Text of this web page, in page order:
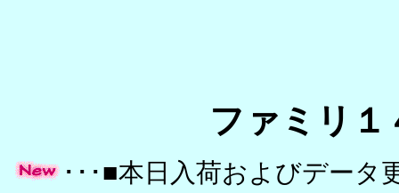
ファミリ１
･･･■本日入荷およびデー